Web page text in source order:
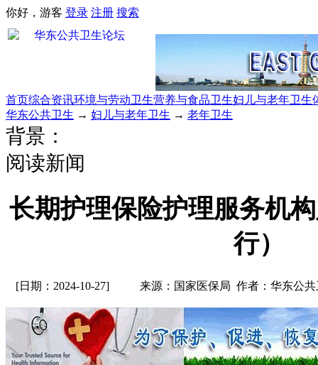
你好，游客 登录 注册 搜索
首页综合资讯环境与劳动卫生营养与食品卫生妇儿与老年卫生
华东公共卫生 → 妇儿与老年卫生 → 老年卫生
背景：
阅读新闻
长期护理保险护理服务机
行）
[日期：2024-10-27] 来源：国家医保局 作者：华东公